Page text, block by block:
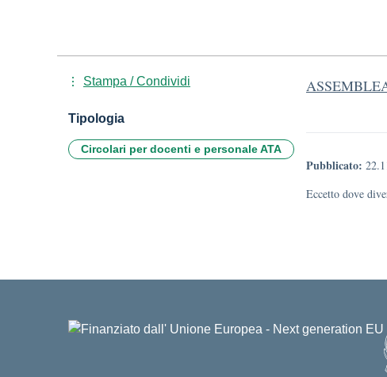
Pubblicato:
Eccetto dove
Stampa / Condividi
Tipologia
Circolari per docenti e personale ATA